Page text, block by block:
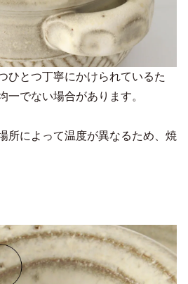
ひとつ丁寧にかけられているた
一でない場合があります。
所によって温度が異なるため、焼